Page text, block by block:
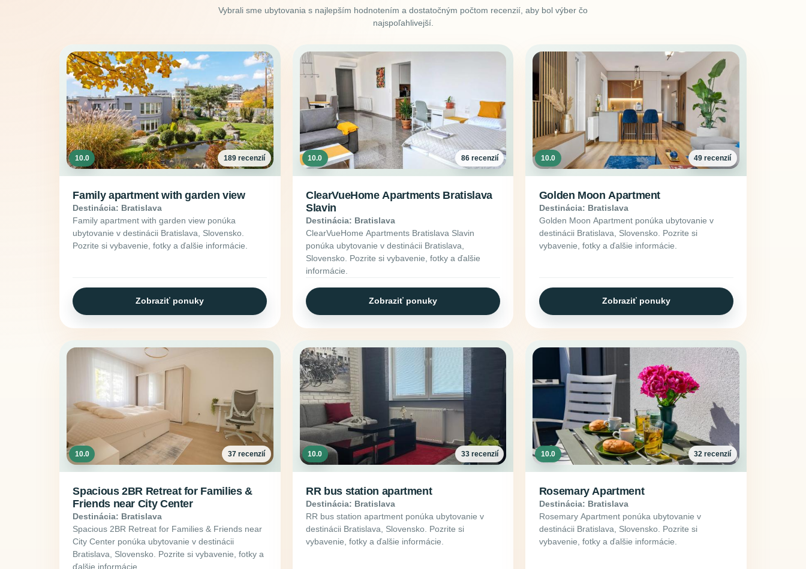
Vybrali sme ubytovania s najlepším hodnotením a dostatočným počtom recenzií, aby bol výber čo
najspoľahlivejší.
10.0 189 recenzií
Family apartment with garden view
Destinácia: Bratislava
Family apartment with garden view ponúka
ubytovanie v destinácii Bratislava, Slovensko.
Pozrite si vybavenie, fotky a ďalšie informácie.
Zobraziť ponuky
10.0 86 recenzií
ClearVueHome Apartments Bratislava
Slavin
Destinácia: Bratislava
ClearVueHome Apartments Bratislava Slavin
ponúka ubytovanie v destinácii Bratislava,
Slovensko. Pozrite si vybavenie, fotky a ďalšie
informácie.
Zobraziť ponuky
10.0 49 recenzií
Golden Moon Apartment
Destinácia: Bratislava
Golden Moon Apartment ponúka ubytovanie v
destinácii Bratislava, Slovensko. Pozrite si
vybavenie, fotky a ďalšie informácie.
Zobraziť ponuky
10.0 37 recenzií
Spacious 2BR Retreat for Families &
Friends near City Center
Destinácia: Bratislava
Spacious 2BR Retreat for Families & Friends near
City Center ponúka ubytovanie v destinácii
Bratislava, Slovensko. Pozrite si vybavenie, fotky a
ďalšie informácie.
10.0 33 recenzií
RR bus station apartment
Destinácia: Bratislava
RR bus station apartment ponúka ubytovanie v
destinácii Bratislava, Slovensko. Pozrite si
vybavenie, fotky a ďalšie informácie.
10.0 32 recenzií
Rosemary Apartment
Destinácia: Bratislava
Rosemary Apartment ponúka ubytovanie v
destinácii Bratislava, Slovensko. Pozrite si
vybavenie, fotky a ďalšie informácie.